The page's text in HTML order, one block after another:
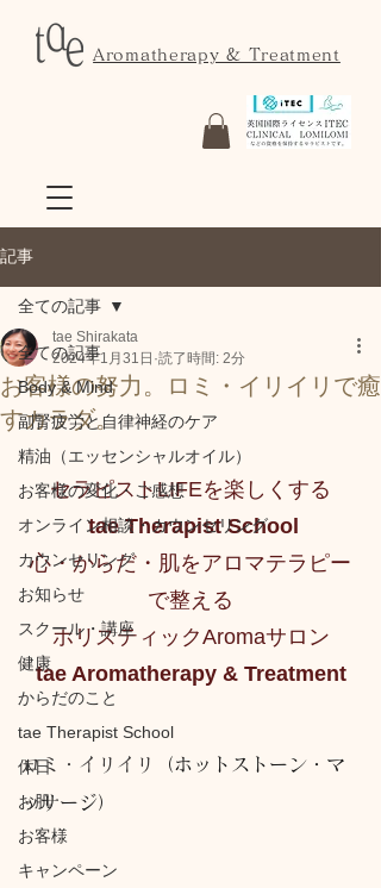
Aromatherapy & Treatment
記事
全ての記事
Body & Mind
副腎疲労と自律神経のケア
精油（エッセンシャルオイル）
お客様の変化・ご感想
オンライン相談・カウンセリング
カウンセリング
お知らせ
スクール・講座
健康
からだのこと
tae Therapist School
休日
お肌
お客様
キャンペーン
全ての記事
お客様の努力。ロミ・イリイリで癒
すカラダ。
tae Shirakata
2024年1月31日 読了時間: 2分
セラピストLIFEを楽しくする
tae Therapist School
心・からだ・肌をアロマテラピー
で整える
ホリスティックAromaサロン
tae Aromatherapy & Treatment
ロミ・イリイリ
（ホットストーン・マ
ッサージ）